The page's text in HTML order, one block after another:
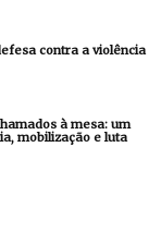
contra a violência
à mesa: um
mobilização e luta